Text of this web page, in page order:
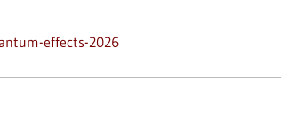
effects-2026